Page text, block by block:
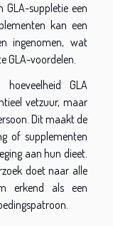
suppletie een
kan een
ingenomen, wat
GLA-voordelen.
GLA
vetzuur, maar
Dit maakt de
of supplementen
aan hun dieet.
doet naar alle
erkend als een